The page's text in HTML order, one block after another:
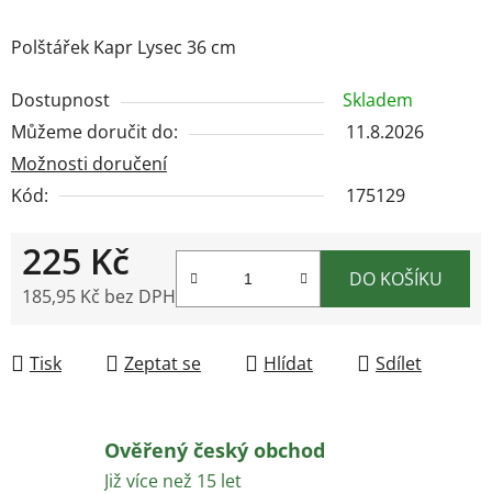
Polštářek Kapr Lysec 36 cm
Dostupnost
Skladem
Můžeme doručit do:
11.8.2026
Možnosti doručení
Kód:
175129
225 Kč
185,95 Kč bez DPH
DO KOŠÍKU
Tisk Zeptat se Hlídat Sdílet
Ověřený český obchod
Již více než 15 let